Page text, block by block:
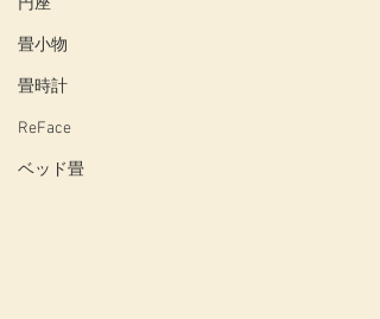
円座
畳小物
畳時計
ReFace
ベッド畳